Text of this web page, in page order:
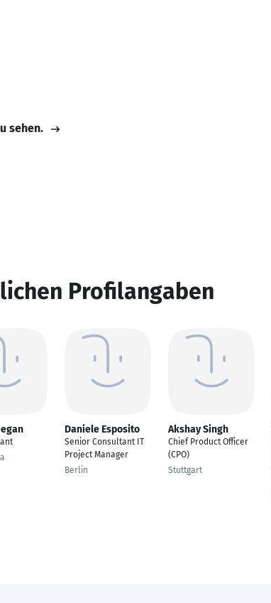
sehen.
Profilangaben
Daniele Esposito
Senior Consultant IT
Project Manager
Berlin
Akshay Singh
Chief Product Officer
(CPO)
Stuttgart